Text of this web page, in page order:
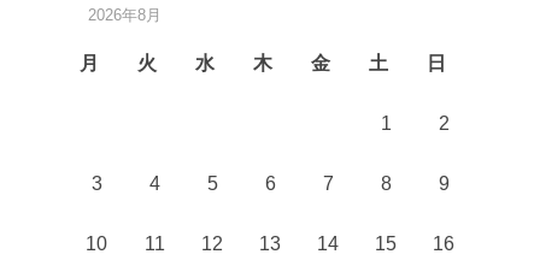
2026年8月
月 火 水 木 金 土 日
1 2
3 4 5 6 7 8 9
10 11 12 13 14 15 16